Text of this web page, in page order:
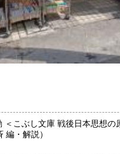
在庫していません。
いします。
東西線
徒歩3分・地下鉄早稲田駅
曜日・祝日
＜こぶし文庫 戦後日本思想の
編・解説）